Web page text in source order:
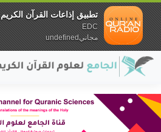
تطبيق إذاعات القرآن الكريم
EDC
مجانيundefined